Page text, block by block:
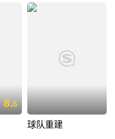
8.6
球队重建